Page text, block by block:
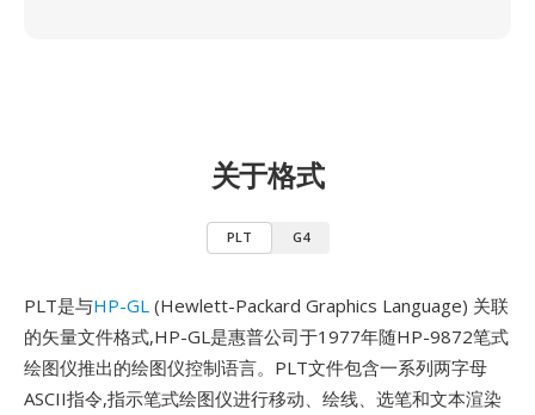
关于格式
PLT G4
PLT是与HP-GL (Hewlett-Packard Graphics Language) 关联
的矢量文件格式,HP-GL是惠普公司于1977年随HP-9872笔式
绘图仪推出的绘图仪控制语言。PLT文件包含一系列两字母
ASCII指令,指示笔式绘图仪进行移动、绘线、选笔和文本渲染